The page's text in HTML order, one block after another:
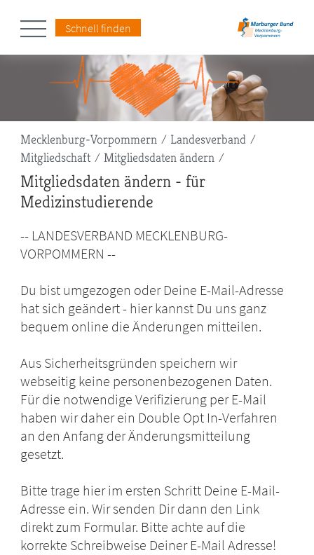
Schnell finden
Pfadnavigation
Mecklenburg-Vorpommern
Landesverband
Mitgliedschaft
Mitgliedsdaten ändern
Mitgliedsdaten ändern - für
Medizinstudierende
-- LANDESVERBAND MECKLENBURG-
VORPOMMERN --
Du bist umgezogen oder Deine E-Mail-Adresse
hat sich geändert - hier kannst Du uns ganz
bequem online die Änderungen mitteilen.
Aus Sicherheitsgründen speichern wir
webseitig keine personenbezogenen Daten.
Für die notwendige Verifizierung per E-Mail
haben wir daher ein Double Opt In-Verfahren
an den Anfang der Änderungsmitteilung
gesetzt.
Bitte trage hier im ersten Schritt Deine E-Mail-
Adresse ein. Wir senden Dir dann den Link
direkt zum Formular. Bitte achte auf die
korrekte Schreibweise Deiner E-Mail Adresse!